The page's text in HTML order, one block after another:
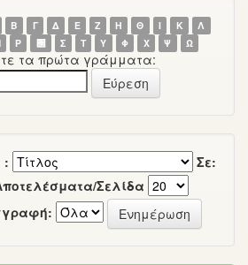
Β Γ Δ Ε Ζ Η Θ Ι Κ
Λ
Ρ ΢ Σ Τ Υ Φ Χ Ψ Ω
τα πρώτα γράμματα:
:
Σε:
Σελίδα